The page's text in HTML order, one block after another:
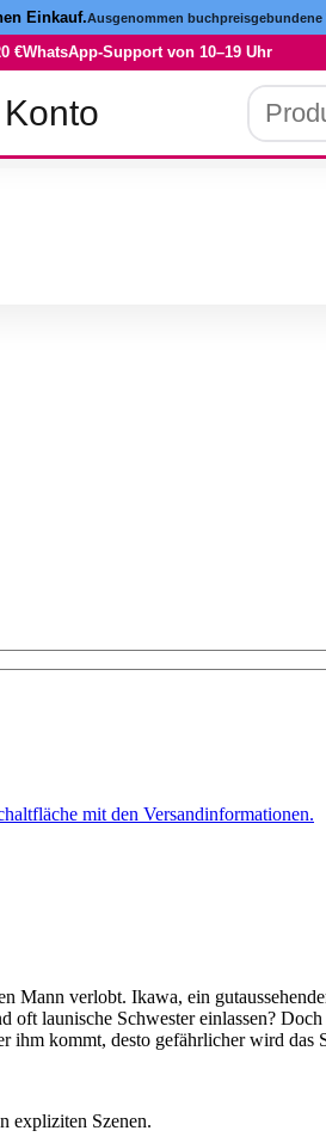
Einkauf.Ausgenommen buchpreisgebundene
€WhatsApp-Support von 10–19 Uhr
Produkte
suchen
mit den Versandinformationen.
Mann verlobt. Ikawa, ein
launische Schwester einlassen?
ihm kommt, desto gefährlicher wird
expliziten Szenen.